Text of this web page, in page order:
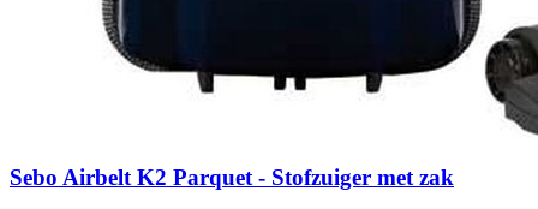
Sebo Airbelt K2 Parquet - Stofzuiger met zak